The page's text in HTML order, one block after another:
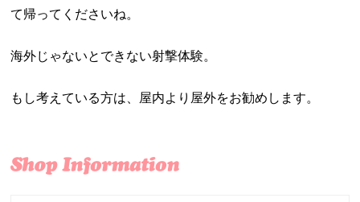
て帰ってくださいね。
海外じゃないとできない射撃体験。
もし考えている方は、屋内より屋外をお勧めします。